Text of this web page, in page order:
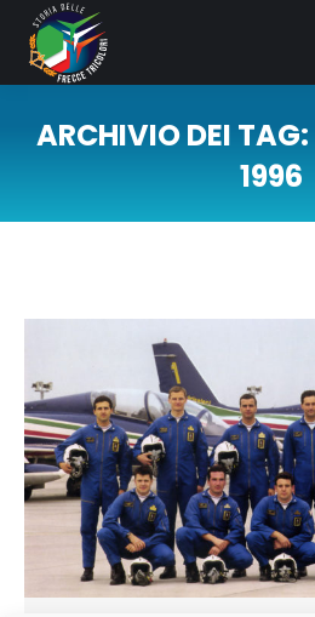
ARCHIVIO DEI TAG:
1996